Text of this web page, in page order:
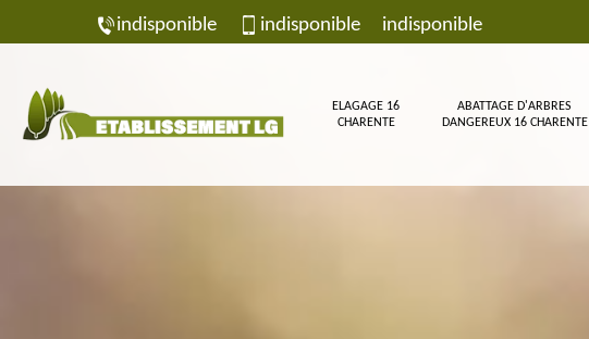
indisponible indisponible indisponible
ELAGAGE 16
CHARENTE
ABATTAGE D'ARBRES
DANGEREUX 16 CHARENTE